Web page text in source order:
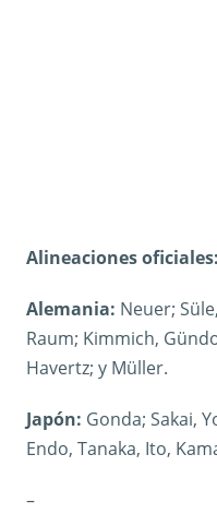
Alineaciones oficiales:
Alemania: Neuer;
Raum; Kimmich,
Havertz; y Müller.
Japón: Gonda; Sakai,
Endo, Tanaka, Ito,
–